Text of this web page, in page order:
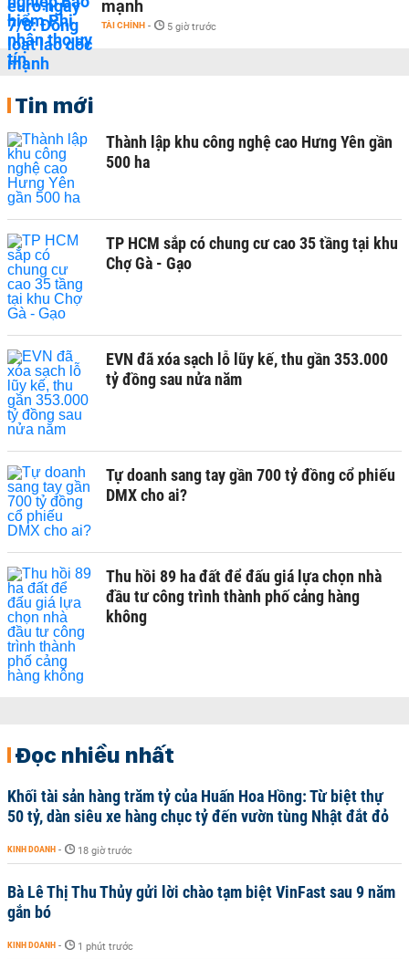
mạnh
TÀI CHÍNH - 5 giờ trước
Tin mới
Thành lập khu công nghệ cao Hưng Yên gần
500 ha
TP HCM sắp có chung cư cao 35 tầng tại khu
Chợ Gà - Gạo
EVN đã xóa sạch lỗ lũy kế, thu gần 353.000
tỷ đồng sau nửa năm
Tự doanh sang tay gần 700 tỷ đồng cổ phiếu
DMX cho ai?
Thu hồi 89 ha đất để đấu giá lựa chọn nhà
đầu tư công trình thành phố cảng hàng
không
Đọc nhiều nhất
Khối tài sản hàng trăm tỷ của Huấn Hoa Hồng: Từ biệt thự
50 tỷ, dàn siêu xe hàng chục tỷ đến vườn tùng Nhật đắt đỏ
KINH DOANH - 18 giờ trước
Bà Lê Thị Thu Thủy gửi lời chào tạm biệt VinFast sau 9 năm
gắn bó
KINH DOANH - 1 phút trước